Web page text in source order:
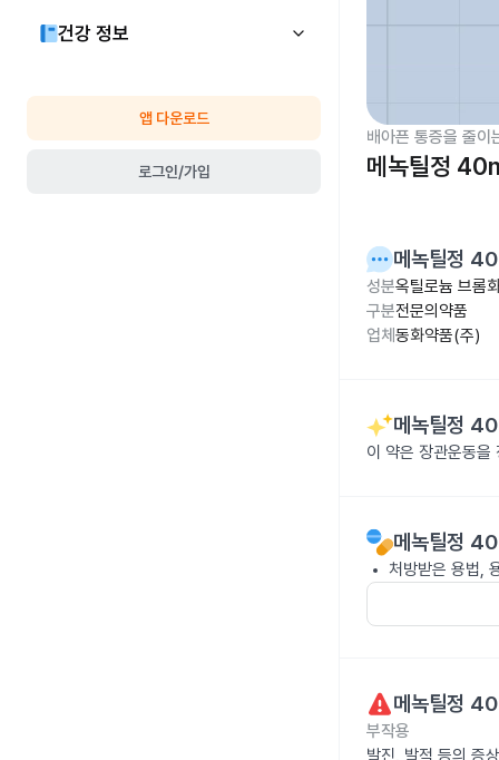
건강 정보
앱 다운로드
로그인/가입
배아픈 통증을 줄이
메녹틸정
메녹틸정
성분옥틸로늄 브롬
구분전문의약품
업체 동화약품(주)
메녹틸정
이 약은 장관운동을
메녹틸정
처방받은 용법,
메녹틸정
부작용
발진, 발적 등의 증